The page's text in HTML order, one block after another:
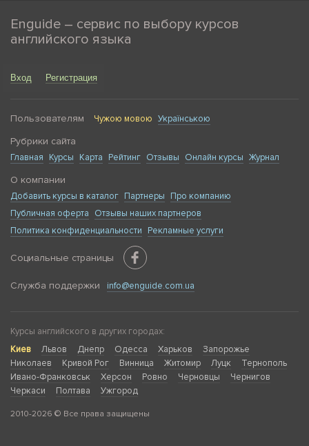
Enguide – сервис по выбору курсов
английского языка
Вход Регистрация
Пользователям Чужою мовою Українською
Рубрики сайта
Главная Курсы Карта Рейтинг Отзывы Онлайн курсы Журнал
О компании
Добавить курсы в каталог Партнеры
Про компанию
Публичная оферта
Отзывы наших партнеров
Политика конфиденциальности
Рекламные услуги
Социальные страницы
Служба поддержки info@enguide.com.ua
Курсы английского в других городах:
Киев
Львов Днепр Одесса Харьков
Запорожье
Николаев
Кривой Рог Винница Житомир Луцк
Тернополь
Ивано-Франковськ
Херсон Ровно Черновцы
Чернигов
Черкаси
Полтава Ужгород
2010-2026 © Все права защищены